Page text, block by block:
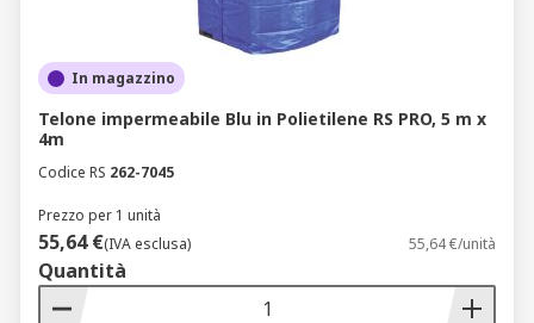
In magazzino
Telone impermeabile Blu in Polietilene RS PRO, 5 m x
4m
Codice RS 262-7045
Prezzo per 1 unità
55,64 €(IVA esclusa) 55,64 €/unità
Quantità